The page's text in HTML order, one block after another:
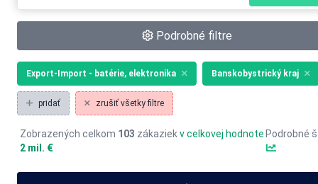
Podrobné filtre
Export-Import - batérie, elektronika Banskobystrický kraj
pridať zrušiť všetky filtre
Zobrazených celkom 103 zákaziekv celkovej hodnote
2 mil. €
Podrobné